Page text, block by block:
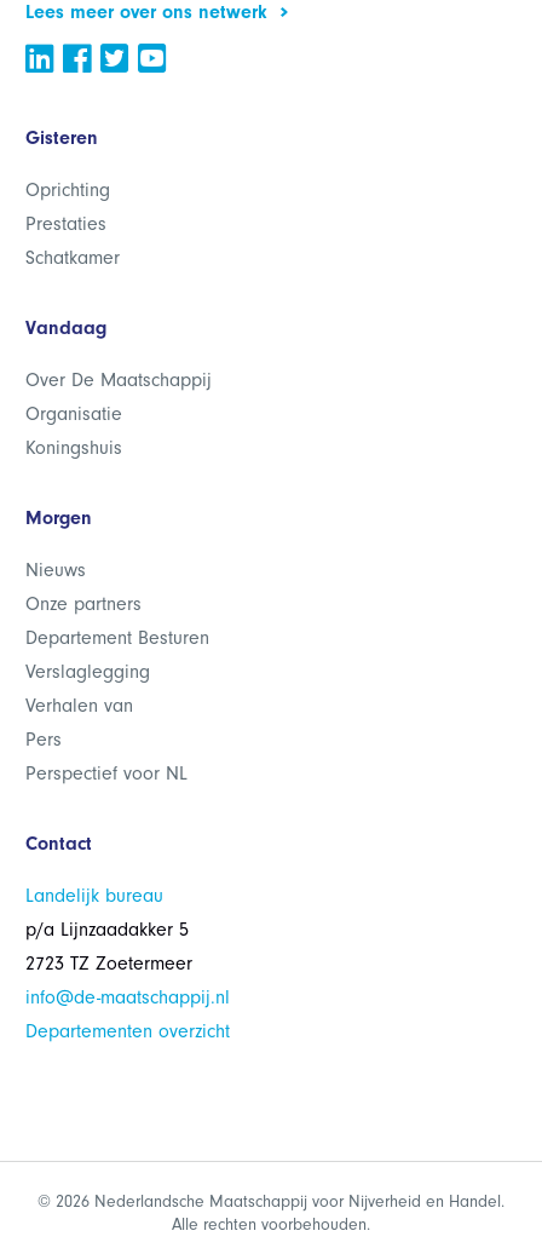
Lees meer over ons netwerk
Gisteren
Oprichting
Prestaties
Schatkamer
Vandaag
Over De Maatschappij
Organisatie
Koningshuis
Morgen
Nieuws
Onze partners
Departement Besturen
Verslaglegging
Verhalen van
Pers
Perspectief voor NL
Contact
Landelijk bureau
p/a Lijnzaadakker 5
2723 TZ Zoetermeer
info@de-maatschappij.nl
Departementen overzicht
© 2026 Nederlandsche Maatschappij voor Nijverheid en Handel.
Alle rechten voorbehouden.